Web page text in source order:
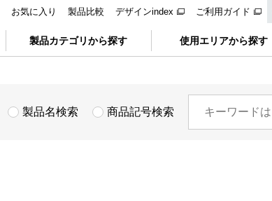
お気に入り 製品比較 デザインindex ご利用ガイド
製品カテゴリから探す 使用エリアから探す
製品名検索 商品記号検索